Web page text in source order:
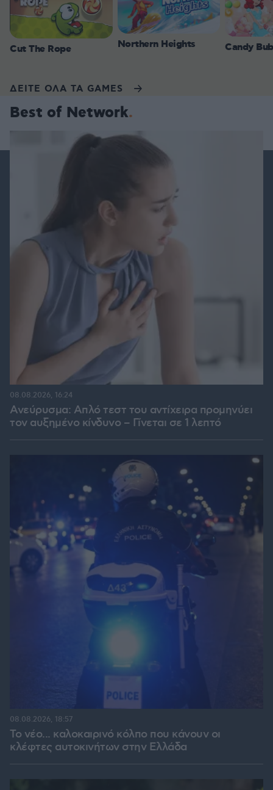
Cut The Rope Northern Heights Candy
ΔΕΙΤΕ ΟΛΑ ΤΑ GAMES
Best of Network
Ανεύρυσμα: Απλό τεστ του αντίχειρα προμηνύει
τον αυξημένο κίνδυνο – Γίνεται σε 1 λεπτό
08.08.2026, 16:24
Το νέο... καλοκαιρινό κόλπο που κάνουν οι
κλέφτες αυτοκινήτων στην Ελλάδα
08.08.2026, 18:57